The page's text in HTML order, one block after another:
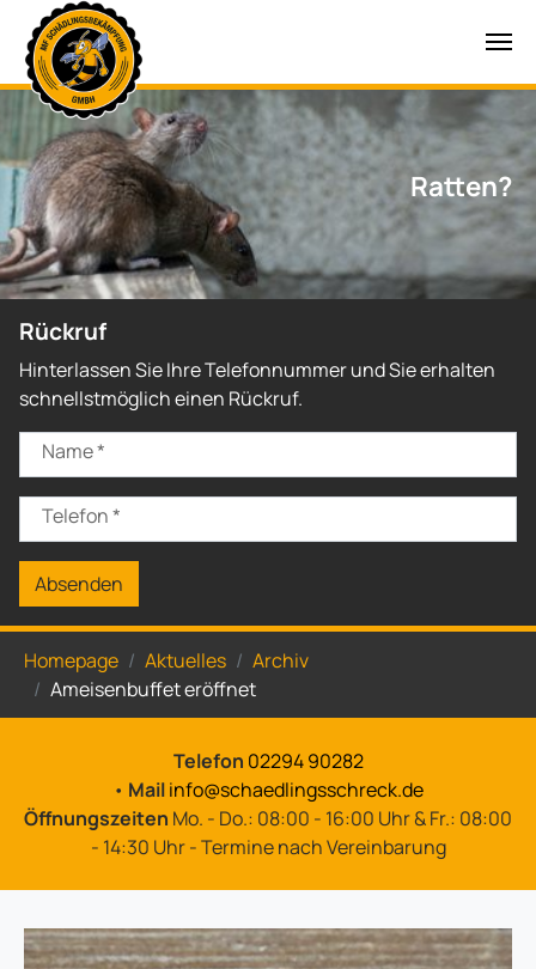
Zum Hauptinhalt springen
Ratten?
Rückruf
Hinterlassen Sie Ihre Telefonnummer und Sie erhalten
schnellstmöglich einen Rückruf.
Name*
Telefon*
Absenden
Homepage Aktuelles
Archiv
Ameisenbuffet eröffnet
Telefon 02294 90282
• Mailinfo@schaedlingsschreck.de
Öffnungszeiten Mo. - Do.: 08:00 - 16:00 Uhr & Fr.: 08:00
- 14:30 Uhr - Termine nach Vereinbarung